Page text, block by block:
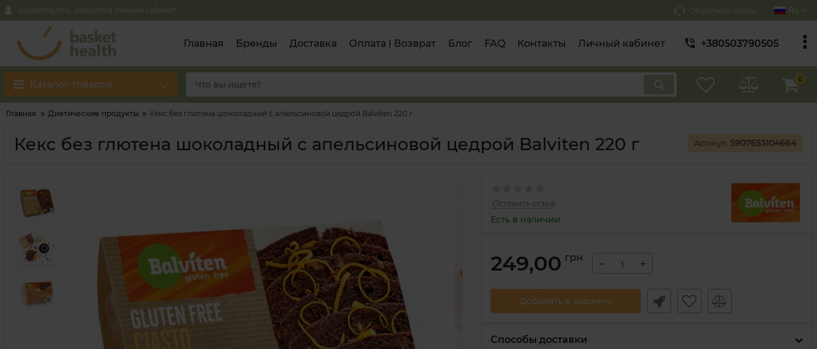
Здравствуйте, войдите в личный кабинет Обратная связь Ru
Главная Бренды Доставка Оплата | Возврат Блог FAQ Контакты Личный кабинет +380503790505
Каталог товаров 0
Главная Диетические продукты Кекс без глютена шоколадный с апельсиновой цедрой Balviten 220 г
Кекс без глютена шоколадный с апельсиновой цедрой Balviten 220 г Артикул: 5907653104664
Оставить отзыв
Есть в наличии
249,00 грн − +
Добавить в корзину
Способы доставки